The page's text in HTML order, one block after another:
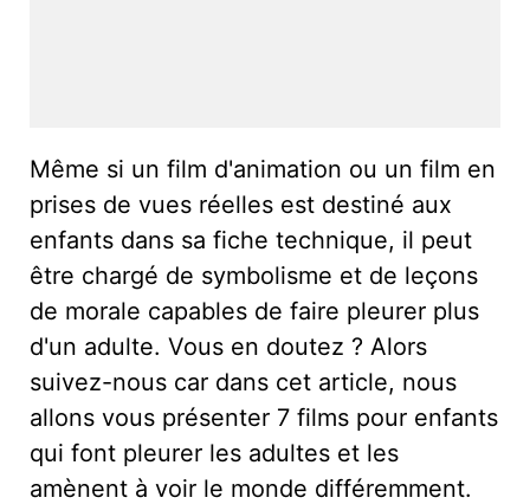
Même si un film d'animation ou un film en
prises de vues réelles est destiné aux
enfants dans sa fiche technique, il peut
être chargé de symbolisme et de leçons
de morale capables de faire pleurer plus
d'un adulte. Vous en doutez ? Alors
suivez-nous car dans cet article, nous
allons vous présenter 7 films pour enfants
qui font pleurer les adultes et les
amènent à voir le monde différemment.